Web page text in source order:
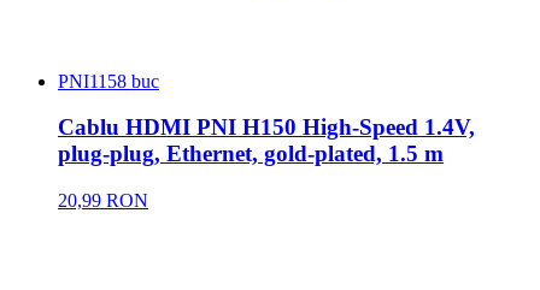
PNI1158 buc
Cablu HDMI PNI H150 High-Speed 1.4V,
plug-plug, Ethernet, gold-plated, 1.5 m
20,99 RON